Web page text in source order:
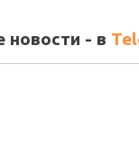
новости - в